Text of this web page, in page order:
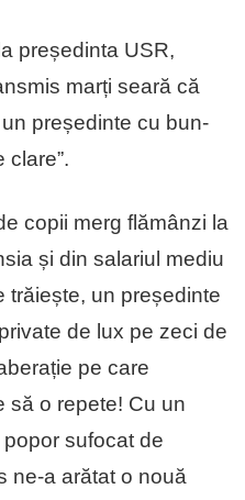
președinta USR,
marți seară că
președinte cu bun-
clare”.
copii merg flămânzi la
și din salariul mediu
trăiește, un președinte
de lux pe zeci de
pe care
să o repete! Cu un
sufocat de
ne-a arătat o nouă